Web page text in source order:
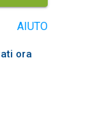
AIUTO
ora